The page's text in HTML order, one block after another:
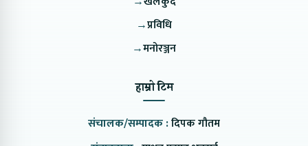
→प्रविधि
→मनोरञ्जन
हाम्रो टिम
संचालक/सम्पादक :दिपक गौतम